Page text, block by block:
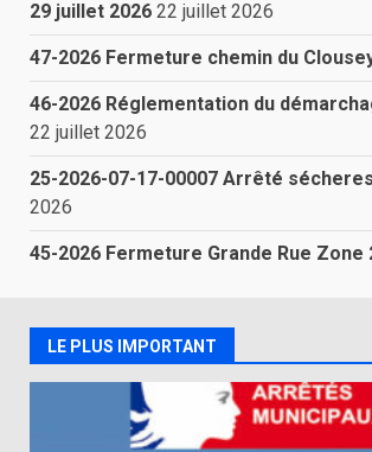
29 juillet 2026 22 juillet 2026
47-2026 Fermeture chemin du
46-2026 Réglementation du
22 juillet 2026
25-2026-07-17-00007 Arrêté
2026
45-2026 Fermeture Grande Rue Zone
LE PLUS IMPORTANT